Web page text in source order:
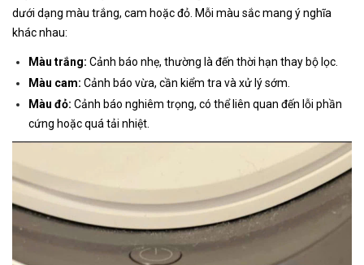
dưới dạng màu trắng, cam hoặc đỏ. Mỗi màu sắc mang ý nghĩa
khác nhau:
Màu trắng: Cảnh báo nhẹ, thường là đến thời hạn thay bộ lọc.
Màu cam: Cảnh báo vừa, cần kiểm tra và xử lý sớm.
Màu đỏ: Cảnh báo nghiêm trọng, có thể liên quan đến lỗi phần
cứng hoặc quá tải nhiệt.